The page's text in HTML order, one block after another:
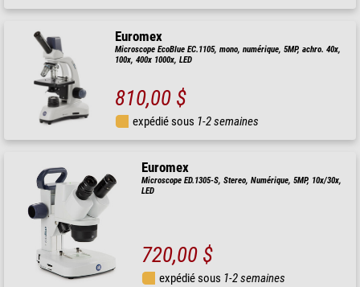
Euromex
Microscope EcoBlue EC.1105, mono, numérique, 5MP, achro. 40x,
100x, 400x 1000x, LED
810,00 $
expédié sous 1-2 semaines
Euromex
Microscope ED.1305-S, Stereo, Numérique, 5MP, 10x/30x,
LED
720,00 $
expédié sous 1-2 semaines